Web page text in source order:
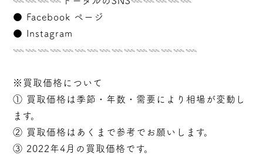
● Facebook ページ
●
Instagram
𓇠𓇠𓇠𓇠𓇠𓇠𓇠𓇠𓇠𓇠𓇠𓇠𓇠𓇠𓇠
※買取価格について
① 買取価格は季節・年数・需要により相場が変動し
ます。
② 買取価格はあくまで参考でお願いします。
③ 2022年4月の買取価格です。